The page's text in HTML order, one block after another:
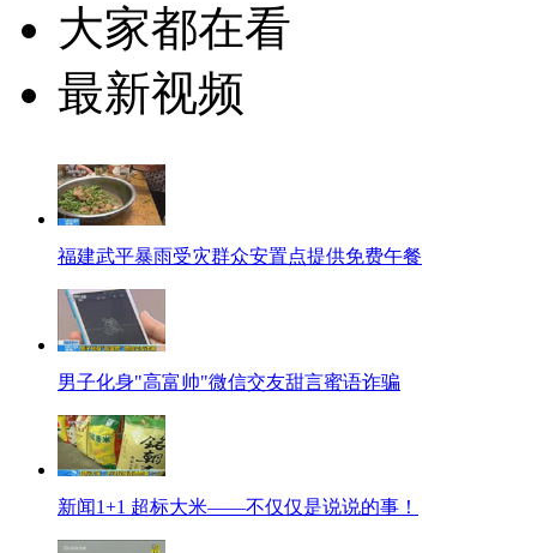
大家都在看
最新视频
福建武平暴雨受灾群众安置点提供免费午餐
男子化身"高富帅"微信交友甜言蜜语诈骗
新闻1+1 超标大米——不仅仅是说说的事！